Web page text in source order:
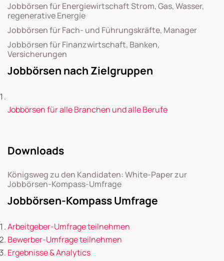
Jobbörsen für Energiewirtschaft Strom, Gas, Wasser,
regenerative Energie
Jobbörsen für Fach- und Führungskräfte, Manager
Jobbörsen für Finanzwirtschaft, Banken,
Versicherungen
Jobbörsen nach Zielgruppen
Jobbörsen für alle Branchen und alle Berufe
Downloads
Königsweg zu den Kandidaten: White-Paper zur
Jobbörsen-Kompass-Umfrage
Jobbörsen-Kompass Umfrage
Arbeitgeber-Umfrage teilnehmen
Bewerber-Umfrage teilnehmen
Ergebnisse & Analytics